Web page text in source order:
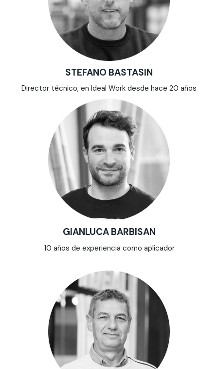
STEFANO BASTASIN
Director técnico, en Ideal Work desde hace 20 años
GIANLUCA BARBISAN
10 años de experiencia como aplicador